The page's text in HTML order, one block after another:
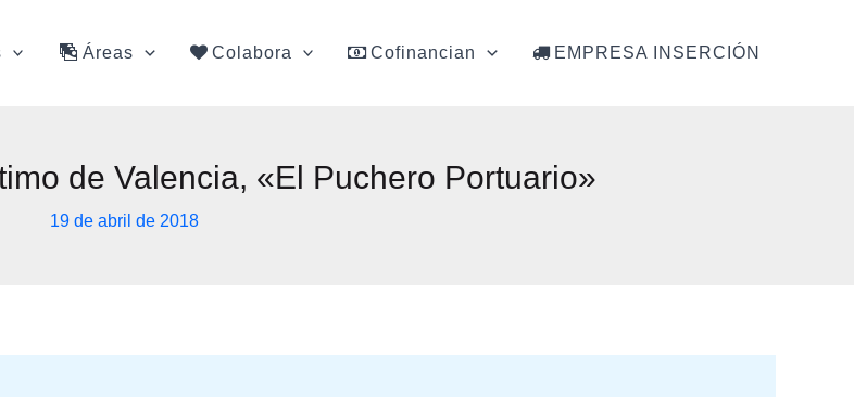
Áreas Colabora Cofinancian EMPRESA INSERCIÓN
de Valencia, «El Puchero Portuario»
19 de abril de 2018